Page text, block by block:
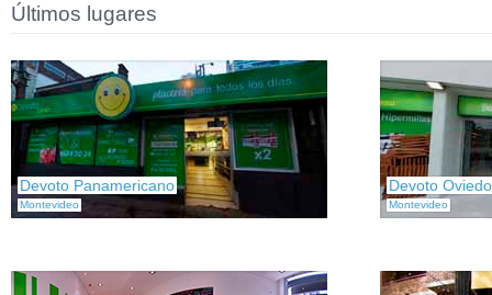
Últimos lugares
Devoto Panamericano
Montevideo
Devoto Oviedo
Montevideo